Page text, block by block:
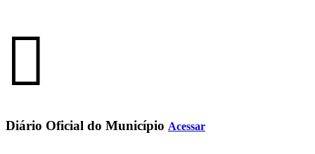
Diário Oficial do Município Acessar